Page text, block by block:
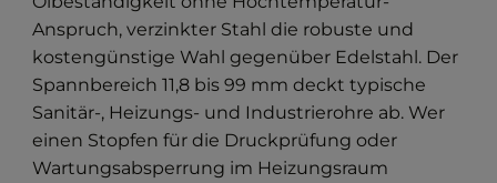
Anspruch, verzinkter Stahl die robuste und
kostengünstige Wahl gegenüber Edelstahl. Der
Spannbereich 11,8 bis 99 mm deckt typische
Sanitär-, Heizungs- und Industrierohre ab. Wer
einen Stopfen für die Druckprüfung oder
Wartungsabsperrung im Heizungsraum